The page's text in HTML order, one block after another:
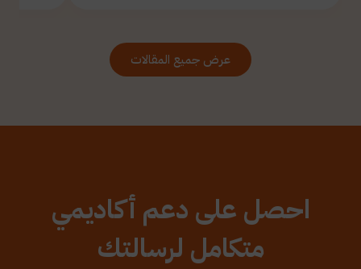
عرض جميع المقالات
احصل على دعم أكاديمي
متكامل لرسالتك